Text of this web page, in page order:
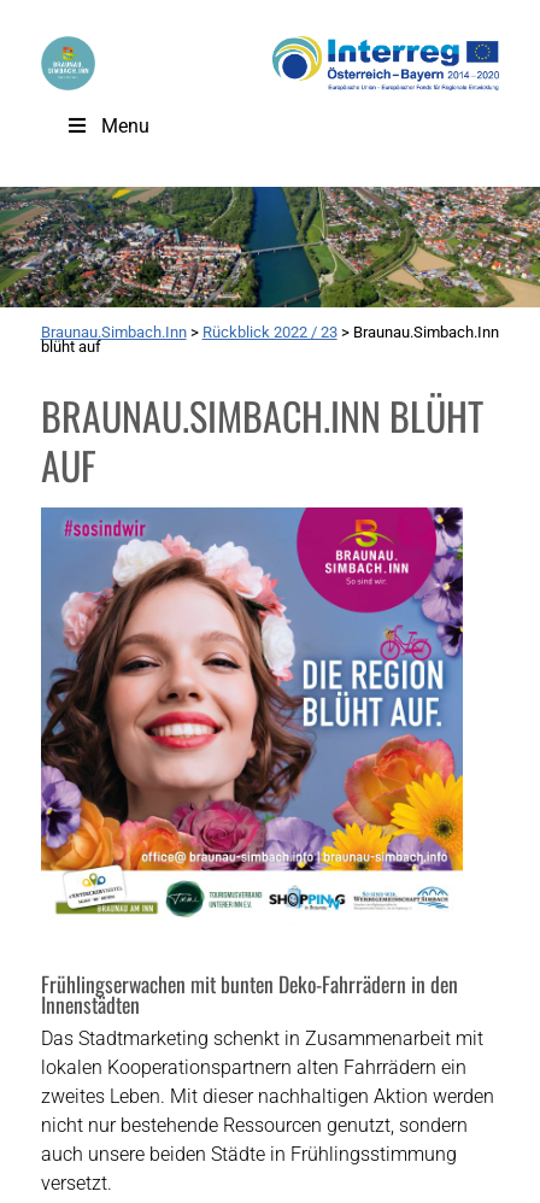
Menu
Braunau.Simbach.Inn> Rückblick 2022 / 23> Braunau.Simbach.Inn
blüht auf
BRAUNAU.SIMBACH.INN BLÜHT
AUF
Frühlingserwachen mit bunten Deko-Fahrrädern in den
Innenstädten
Das Stadtmarketing schenkt in Zusammenarbeit mit
lokalen Kooperationspartnern alten Fahrrädern ein
zweites Leben. Mit dieser nachhaltigen Aktion werden
nicht nur bestehende Ressourcen genutzt, sondern
auch unsere beiden Städte in Frühlingsstimmung
versetzt.